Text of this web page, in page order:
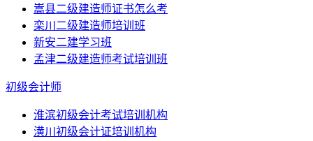
嵩县二级建造师证书怎么考
栾川二级建造师培训班
新安二建学习班
孟津二级建造师考试培训班
初级会计师
淮滨初级会计考试培训机构
潢川初级会计证培训机构